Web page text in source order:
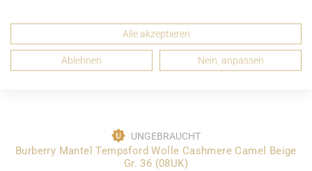
UNGEBRAUCHT
Burberry Mantel Tempsford Wolle Cashmere Camel Beige
Gr. 36 (08UK)
Alle akzeptieren
Ablehnen Nein, anpassen